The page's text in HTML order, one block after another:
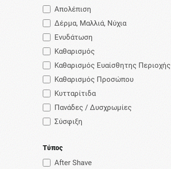
Απολέπιση
Δέρμα, Μαλλιά, Νύχια
Ενυδάτωση
Καθαρισμός
Καθαρισμός Ευαίσθητης Περιοχής
Καθαρισμός Προσώπου
Κυτταρίτιδα
Πανάδες / Δυσχρωμίες
Σύσφιξη
Τύπος
After Shave